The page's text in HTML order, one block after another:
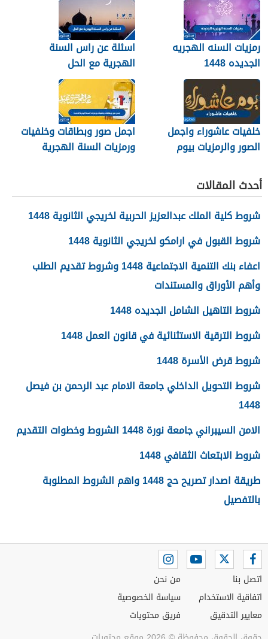
رمزيات السنه الهجريه
الجديده 1448
اسئلة عن راس السنة
الهجرية مع الحل
خلفيات عاشوراء واجمل
الصور والرمزيات بيوم
اجمل صور وبطاقات وخلفيات
ورمزيات السنة الهجرية
أحدث المقالات
شروط كلية الملك عبدالعزيز الحربية لخريجي الثانوية 1448
شروط القبول في ارامكو لخريجي الثانوية 1448
اعفاء بنك التنمية الاجتماعية 1448 وشروط تقديم الطلب
وأهم الأوراق والمستندات
شروط التاهيل الشامل الجديده 1448
شروط الترقية الاستثنائية في قانون العمل 1448
شروط قرض الأسرة 1448
شروط التحويل الداخلي جامعة الامام عبد الرحمن بن فيصل
1448
الامن السيبراني جامعة نورة 1448 الشروط وخطوات التقديم
شروط الابتعاث الثقافي 1448
طريقة اصدار تصريح حج 1448 واهم الشروط المطلوبة
بالتفصيل
اتصل بنا
اتفاقية الاستخدام
معايير التدقيق
من نحن
سياسة الخصوصية
فريق محتويات